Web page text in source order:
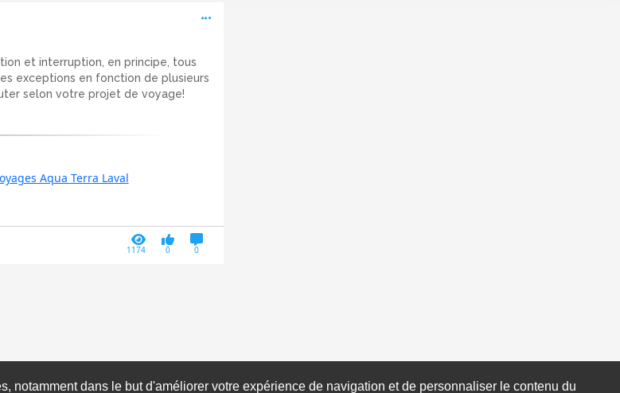
Activer menu
et interruption, en principe, tous
exceptions en fonction de plusieurs
selon votre projet de voyage!
Aqua Terra Laval
1174 0 0
notamment dans le but d'améliorer votre expérience de navigation et de personnaliser le contenu du